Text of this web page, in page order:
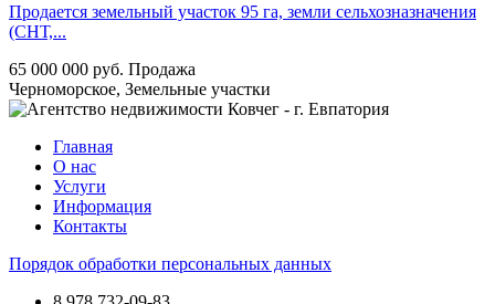
Продается земельный участок 95 га, земли сельхозназначения
(СНТ,...
65 000 000 руб. Продажа
Черноморское, Земельные участки
Главная
О нас
Услуги
Информация
Контакты
Порядок обработки персональных данных